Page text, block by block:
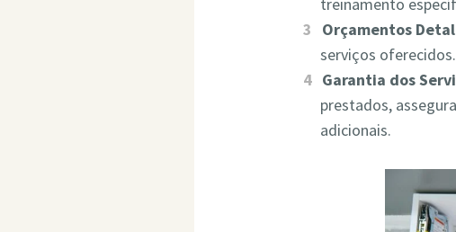
Orçamentos
serviços
Garantia dos
prestados,
adicionais.